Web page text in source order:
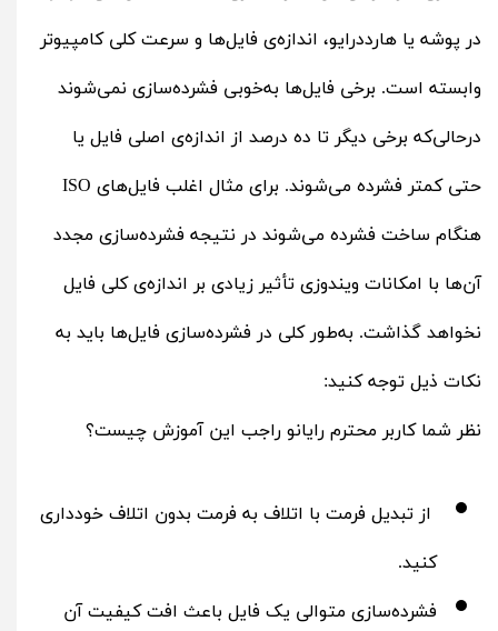
در پوشه یا هارددرایو، اندازه‌ی فایل‌ها و سرعت کلی کامپیوتر
وابسته است. برخی فایل‌ها به‌خوبی فشرده‌سازی نمی‌شوند
درحالی‌که برخی دیگر تا ده درصد از اندازه‌‌ی اصلی فایل یا
حتی کمتر فشرده می‌شوند. برای مثال اغلب فایل‌های ISO
هنگام ساخت فشرده می‌شوند در نتیجه فشرده‌سازی مجدد
آن‌ها با امکانات ویندوزی تأثیر زیادی بر اندازه‌ی کلی فایل
نخواهد گذاشت. به‌طور کلی در فشرده‌سازی فایل‌ها باید به
نکات ذیل توجه کنید:
نظر شما کاربر محترم رایانو راجب این آموزش چیست؟
از تبدیل فرمت با اتلاف به فرمت بدون اتلاف خودداری
کنید.
فشرده‌سازی متوالی یک فایل باعث افت کیفیت آن